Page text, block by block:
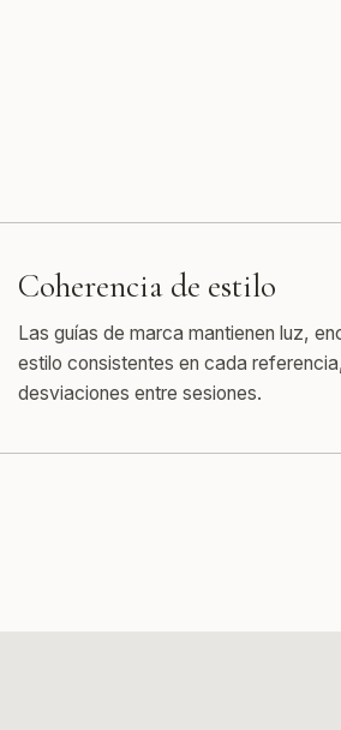
Coherencia de estilo
Las guías de marca mantienen luz,
estilo consistentes en cada
desviaciones entre sesiones.